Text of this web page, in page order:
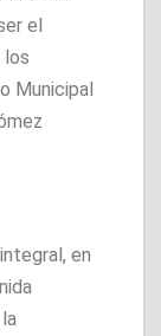
el
los
Municipal
en